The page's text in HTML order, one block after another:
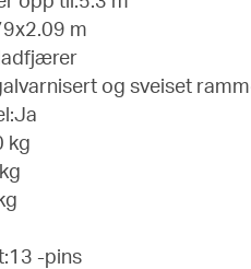
m
og sveiset
kg
-pins